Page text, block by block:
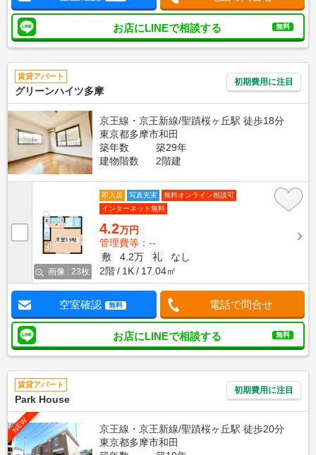
お店にLINEで相談する 無料
賃貸アパート
グリーンハイツ多摩
初期費用に注目
京王線・京王新線/聖蹟桜ヶ丘駅 徒歩18分
東京都多摩市和田
築年数
築29年
建物階数
2階建
画像 : 23枚
即入居 写真充実
無料オンライン相談可
インターネット無料
4.2万円
管理費等：--
敷
4.2万 礼
なし
2階
1K 17.04㎡
空室確認 無料 電話で問合せ
お店にLINEで相談する 無料
賃貸アパート
Park House
初期費用に注目
NEW
京王線・京王新線/聖蹟桜ヶ丘駅 徒歩20分
東京都多摩市和田